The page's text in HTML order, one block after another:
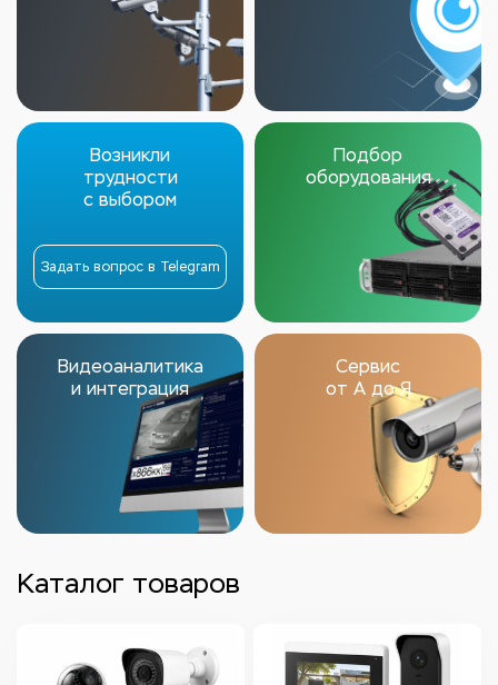
Возникли
трудности
с выбором
Задать вопрос в Telegram
Подбор
оборудования
Видеоаналитика
и интеграция
Сервис
от А до Я
Каталог товаров